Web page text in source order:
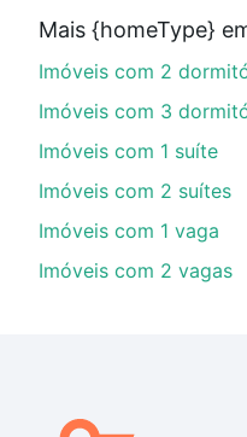
Aqui na Loft temos a
parcelas podem se
um apartamento e
Mais {homeType}
Imóveis com 2
Imóveis com 3
Imóveis com 1 suíte
Imóveis com 2 suítes
Imóveis com 1 vaga
Imóveis com 2 vagas